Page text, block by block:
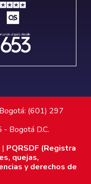
(601) 297
Bogotá D.C.
| PQRSDF (Registra
quejas,
y derechos de